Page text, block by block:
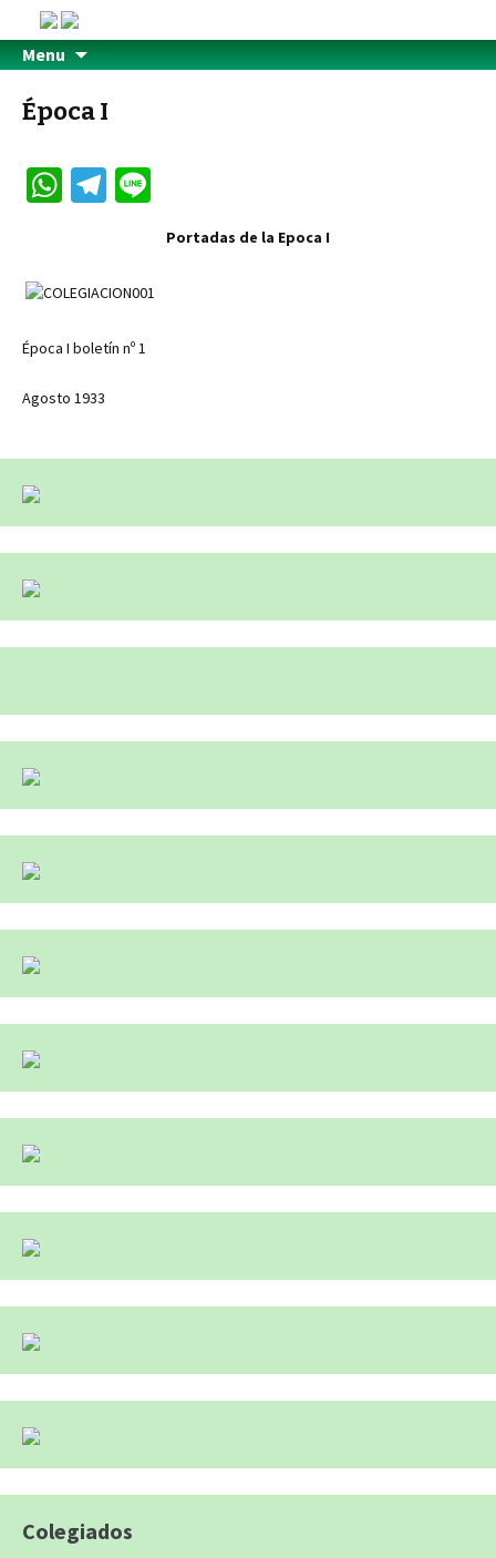
Menu
Época I
W
sA
p
Te
a
n
ePortadas de la Epoca I
Época I boletín nº 1
Agosto 1933
Colegiados